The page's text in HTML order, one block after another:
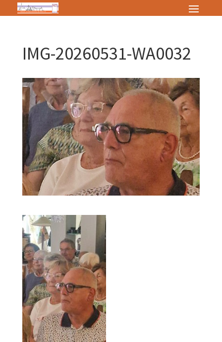
IMG-20260531-WA0032